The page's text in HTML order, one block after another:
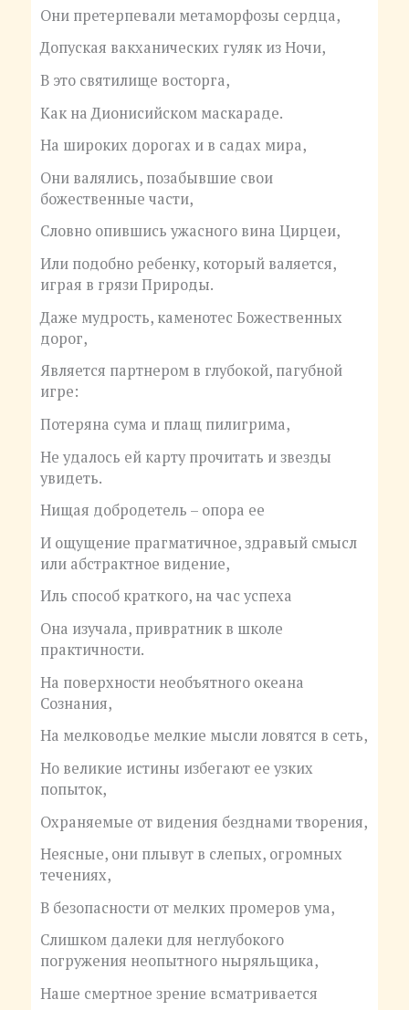
Они претерпевали метаморфозы сердца,
Допуская вакханических гуляк из Ночи,
В это святилище восторга,
Как на Дионисийском маскараде.
На широких дорогах и в садах мира,
Они валялись, позабывшие свои
божественные части,
Словно опившись ужасного вина Цирцеи,
Или подобно ребенку, который валяется,
играя в грязи Природы.
Даже мудрость, каменотес Божественных
дорог,
Является партнером в глубокой, пагубной
игре:
Потеряна сума и плащ пилигрима,
Не удалось ей карту прочитать и звезды
увидеть.
Нищая добродетель – опора ее
И ощущение прагматичное, здравый смысл
или абстрактное видение,
Иль способ краткого, на час успеха
Она изучала, привратник в школе
практичности.
На поверхности необъятного океана
Сознания,
На мелководье мелкие мысли ловятся в сеть,
Но великие истины избегают ее узких
попыток,
Охраняемые от видения безднами творения,
Неясные, они плывут в слепых, огромных
течениях,
В безопасности от мелких промеров ума,
Слишком далеки для неглубокого
погружения неопытного ныряльщика,
Наше смертное зрение всматривается